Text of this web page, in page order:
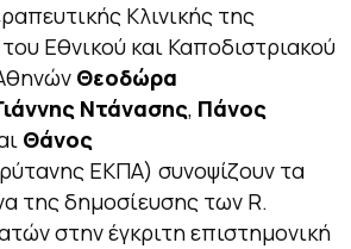
Κλινικής της
Εθνικού και Καποδιστριακού
Θεοδώρα
Ντάνασης, Πάνος
Θάνος
ΕΚΠΑ) συνοψίζουν τα
της δημοσίευσης των R.
στην έγκριτη επιστημονική